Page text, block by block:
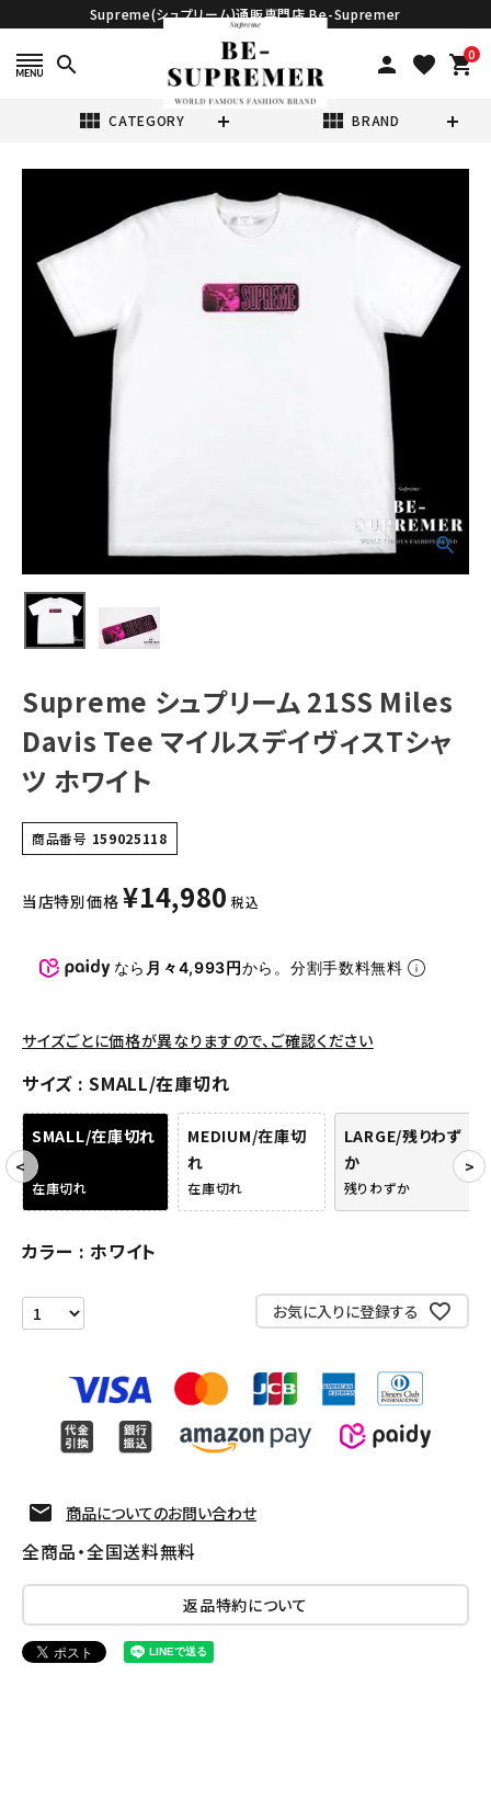
Supreme(シュプリーム)通販専門店 Be-Supremer
search person favorite 0
shopping_cart
view_module CATEGORY view_module BRAND
CATEGORY
Tシャツ・ロングスリーブ
ジャケット・アウター
バックパック・リュック
その他バッグ類
パンツ・ショーツ
COLLABORATION BRAND
SEASON
CONTENTS
ACCOUNT MENU
meeting_room ログイン 会員登録
Follow us
Supreme シュプリーム 21SS Miles
Davis Tee マイルスデイヴィスTシャ
ツ ホワイト
商品番号 159025118
当店特別価格 ¥14,980 税込
なら 月々4,993円から。分割手数料無料
サイズごとに価格が異なりますので、ご確認ください
サイズ SMALL/在庫切れ
SMALL/在庫切れ
在庫切れ
MEDIUM/在庫切
れ
在庫切れ
LARGE/残りわず
か
残りわずか
カラー ホワイト
お気に入りに登録する
商品についてのお問い合わせ
全商品・全国送料無料
返品特約について